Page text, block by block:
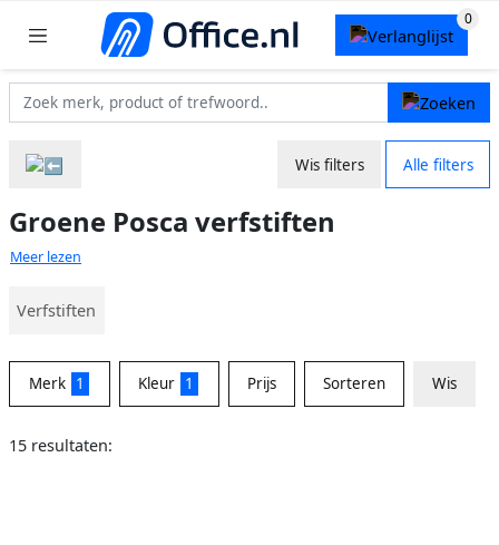
Wis filters Alle filters
Groene Posca verfstiften
Meer lezen
Verfstiften
Merk 1 Kleur 1 Prijs Sorteren Wis
15 resultaten: